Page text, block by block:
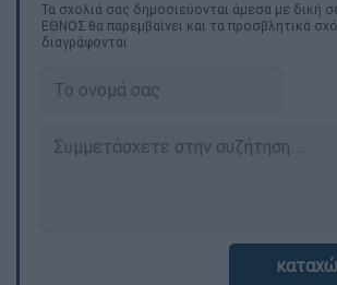
Τα σχολιά σας δημοσιεύονται άμεσα με δική
ΕΘΝΟΣ θα παρεμβαίνει και τα προσβλητικά
διαγράφονται